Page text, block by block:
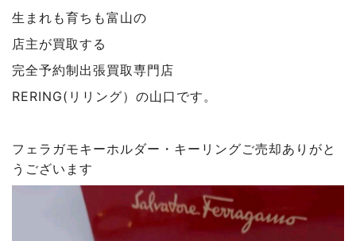
生まれも育ちも富山の
店主が買取する
完全予約制出張買取専門店
RERING(リリング）の山口です。
フェラガモキーホルダー・キーリングご売却ありがと
うございます